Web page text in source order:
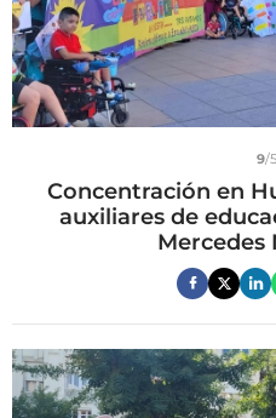
9/
Concentración en
auxiliares de
Mercedes